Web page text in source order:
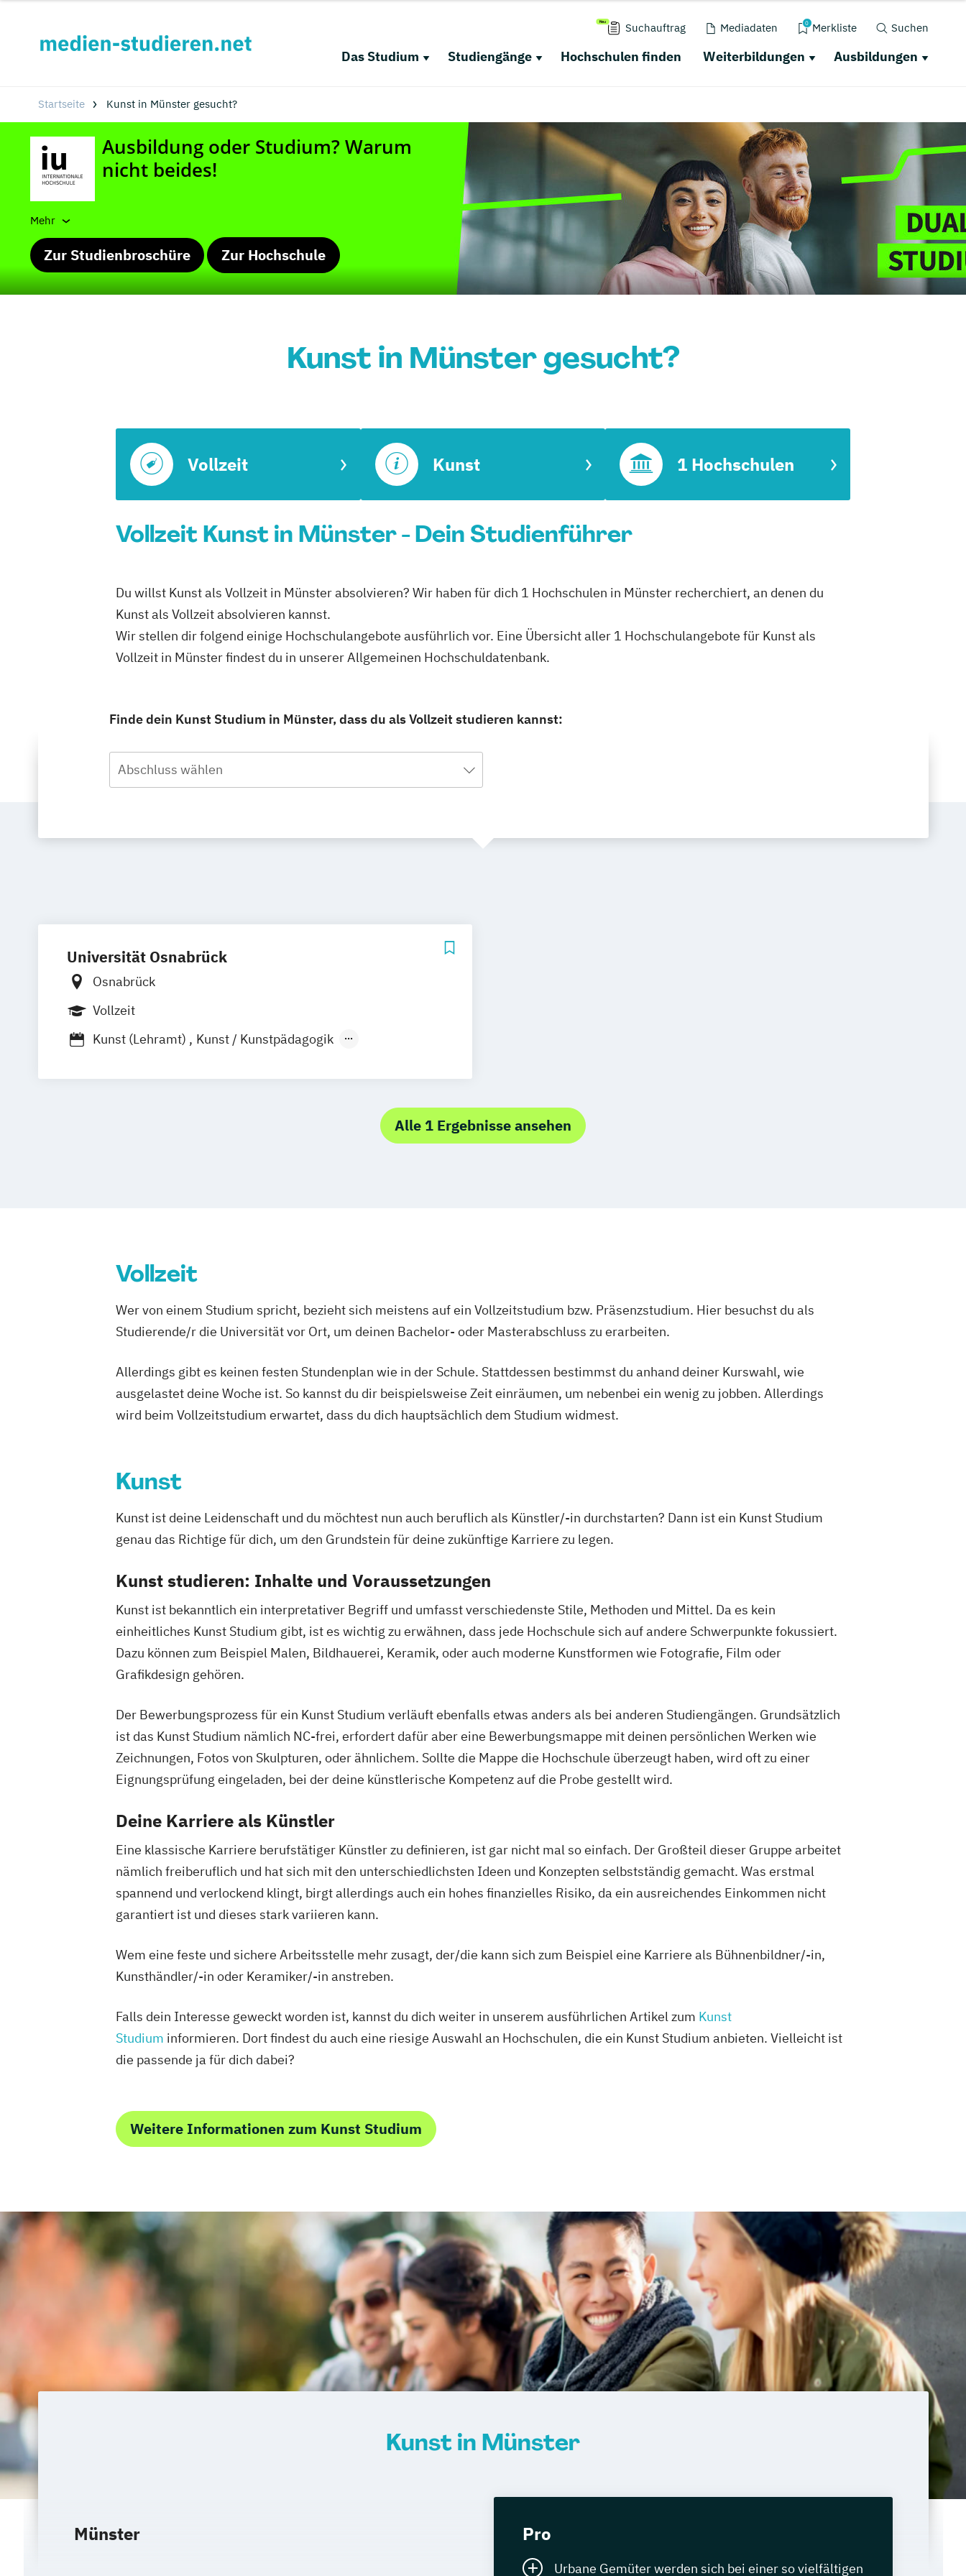
Suchauftrag Mediadaten 0 Merkliste Suchen
Das Studium Studiengänge Hochschulen finden Weiterbildungen Ausbildungen
Startseite Kunst in Münster gesucht?
Mehr
Zur Studienbroschüre Zur Hochschule
Kunst in Münster gesucht?
Vollzeit Kunst 1 Hochschulen
Vollzeit Kunst in Münster - Dein Studienführer
Du willst Kunst als Vollzeit in Münster absolvieren? Wir haben für dich 1 Hochschulen in Münster recherchiert, an denen du
Kunst als Vollzeit absolvieren kannst.
Wir stellen dir folgend einige Hochschulangebote ausführlich vor. Eine Übersicht aller 1 Hochschulangebote für Kunst als
Vollzeit in Münster findest du in unserer Allgemeinen Hochschuldatenbank.
Finde dein Kunst Studium in Münster, dass du als Vollzeit studieren kannst:
Abschluss wählen
Universität Osnabrück
Osnabrück
Vollzeit
Kunst (Lehramt)
Kunst / Kunstpädagogik
Kunstgeschichte. Architektur und Kunst im
Alle 1 Ergebnisse ansehen
Vollzeit
Wer von einem Studium spricht, bezieht sich meistens auf ein Vollzeitstudium bzw. Präsenzstudium. Hier besuchst du als
Studierende/r die Universität vor Ort, um deinen Bachelor- oder Masterabschluss zu erarbeiten.
Allerdings gibt es keinen festen Stundenplan wie in der Schule. Stattdessen bestimmst du anhand deiner Kurswahl, wie
ausgelastet deine Woche ist. So kannst du dir beispielsweise Zeit einräumen, um nebenbei ein wenig zu jobben. Allerdings
wird beim Vollzeitstudium erwartet, dass du dich hauptsächlich dem Studium widmest.
Kunst
Kunst ist deine Leidenschaft und du möchtest nun auch beruflich als Künstler/-in durchstarten? Dann ist ein Kunst Studium
genau das Richtige für dich, um den Grundstein für deine zukünftige Karriere zu legen.
Kunst studieren: Inhalte und Voraussetzungen
Kunst ist bekanntlich ein interpretativer Begriff und umfasst verschiedenste Stile, Methoden und Mittel. Da es kein
einheitliches Kunst Studium gibt, ist es wichtig zu erwähnen, dass jede Hochschule sich auf andere Schwerpunkte fokussiert.
Dazu können zum Beispiel Malen, Bildhauerei, Keramik, oder auch moderne Kunstformen wie Fotografie, Film oder
Grafikdesign gehören.
Der Bewerbungsprozess für ein Kunst Studium verläuft ebenfalls etwas anders als bei anderen Studiengängen. Grundsätzlich
ist das Kunst Studium nämlich NC-frei, erfordert dafür aber eine Bewerbungsmappe mit deinen persönlichen Werken wie
Zeichnungen, Fotos von Skulpturen, oder ähnlichem. Sollte die Mappe die Hochschule überzeugt haben, wird oft zu einer
Eignungsprüfung eingeladen, bei der deine künstlerische Kompetenz auf die Probe gestellt wird.
Deine Karriere als Künstler
Eine klassische Karriere berufstätiger Künstler zu definieren, ist gar nicht mal so einfach. Der Großteil dieser Gruppe arbeitet
nämlich freiberuflich und hat sich mit den unterschiedlichsten Ideen und Konzepten selbstständig gemacht. Was erstmal
spannend und verlockend klingt, birgt allerdings auch ein hohes finanzielles Risiko, da ein ausreichendes Einkommen nicht
garantiert ist und dieses stark variieren kann.
Wem eine feste und sichere Arbeitsstelle mehr zusagt, der/die kann sich zum Beispiel eine Karriere als Bühnenbildner/-in,
Kunsthändler/-in oder Keramiker/-in anstreben.
Falls dein Interesse geweckt worden ist, kannst du dich weiter in unserem ausführlichen Artikel zum Kunst
Studium informieren. Dort findest du auch eine riesige Auswahl an Hochschulen, die ein Kunst Studium anbieten. Vielleicht ist
die passende ja für dich dabei?
Weitere Informationen zum Kunst Studium
Kunst in Münster
Münster Pro
Urbane Gemüter werden sich bei einer so vielfältigen